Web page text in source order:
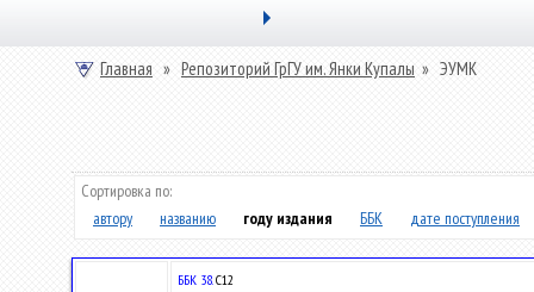
Главная » Репозиторий ГрГУ им. Янки Купалы » ЭУМК
Сортировка по:
автору
названию году издания ББК дате поступления
ББК 38.С12